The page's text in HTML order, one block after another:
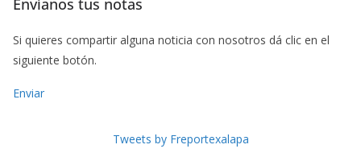
Envíanos tus notas
Si quieres compartir alguna noticia con nosotros dá clic en el
siguiente botón.
Enviar
Tweets by Freportexalapa